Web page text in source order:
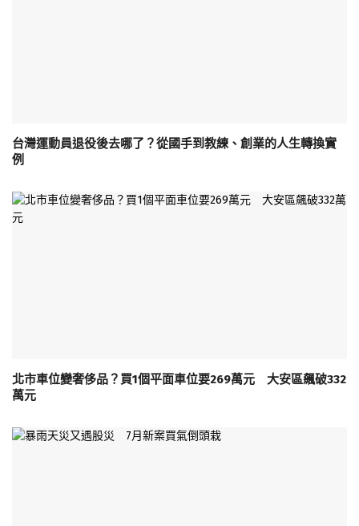
台灣運動員退役後去哪了？從國手到教練、創業的人生轉換實
例
北市車位變奢侈品？買1個平面車位要269萬元 大安區飆破332
萬元